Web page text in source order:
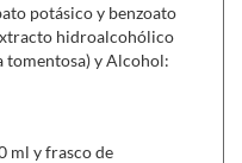
potásico y benzoato
hidroalcohólico
tomentosa) y Alcohol:
ml y frasco de